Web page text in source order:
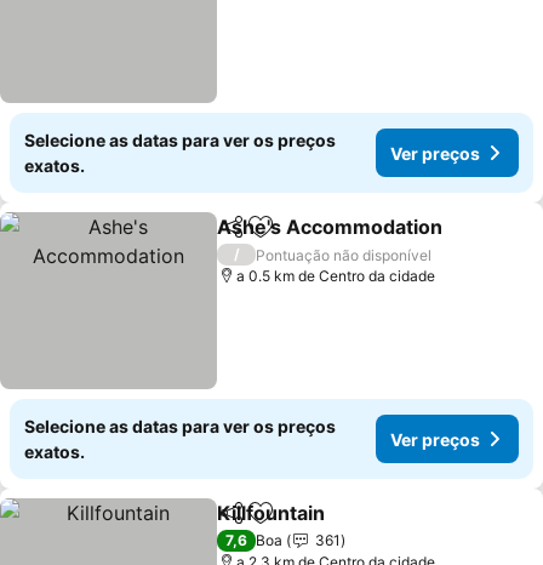
Selecione as datas para ver os preços
exatos.
Ver preços
PartilharAdicionar aos favoritos
Ashe's Accommodation
/
Pontuação não disponível
a 0.5 km de Centro da cidade
Selecione as datas para ver os preços
exatos.
Ver preços
PartilharAdicionar aos favoritos
Killfountain
7,6 Boa
361